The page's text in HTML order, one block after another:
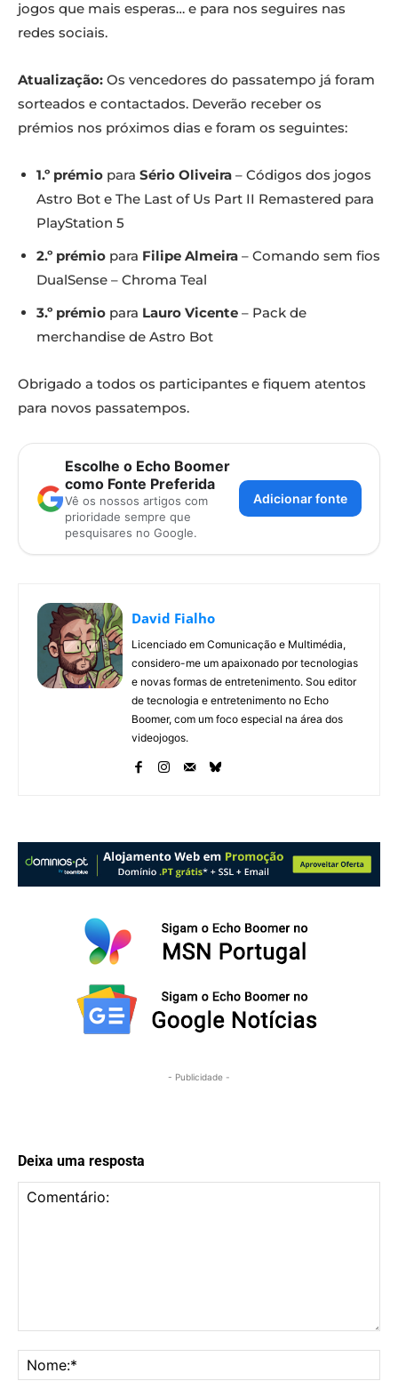
jogos que mais esperas… e para nos seguires nas
redes sociais.
Atualização: Os vencedores do passatempo já foram
sorteados e contactados. Deverão receber os
prémios nos próximos dias e foram os seguintes:
1.º prémio para Sério Oliveira – Códigos dos jogos
Astro Bot e The Last of Us Part II Remastered para
PlayStation 5
2.º prémio para Filipe Almeira – Comando sem fios
DualSense – Chroma Teal
3.º prémio para Lauro Vicente – Pack de
merchandise de Astro Bot
Obrigado a todos os participantes e fiquem atentos
para novos passatempos.
Escolhe o Echo Boomer
como Fonte Preferida
Vê os nossos artigos com
prioridade sempre que
pesquisares no Google.
Adicionar fonte
David Fialho
Licenciado em Comunicação e Multimédia,
considero-me um apaixonado por tecnologias
e novas formas de entretenimento. Sou editor
de tecnologia e entretenimento no Echo
Boomer, com um foco especial na área dos
videojogos.
- Publicidade -
Deixa uma resposta